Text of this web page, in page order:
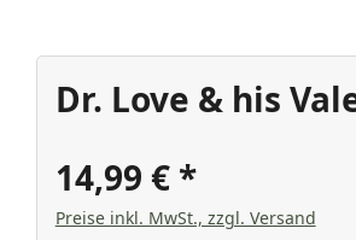
Dr. Love & his
14,99 €
Preise inkl. MwSt., zzgl. Versand